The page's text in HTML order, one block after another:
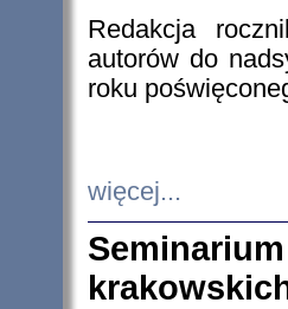
Redakcja
autorów do
roku
więcej...